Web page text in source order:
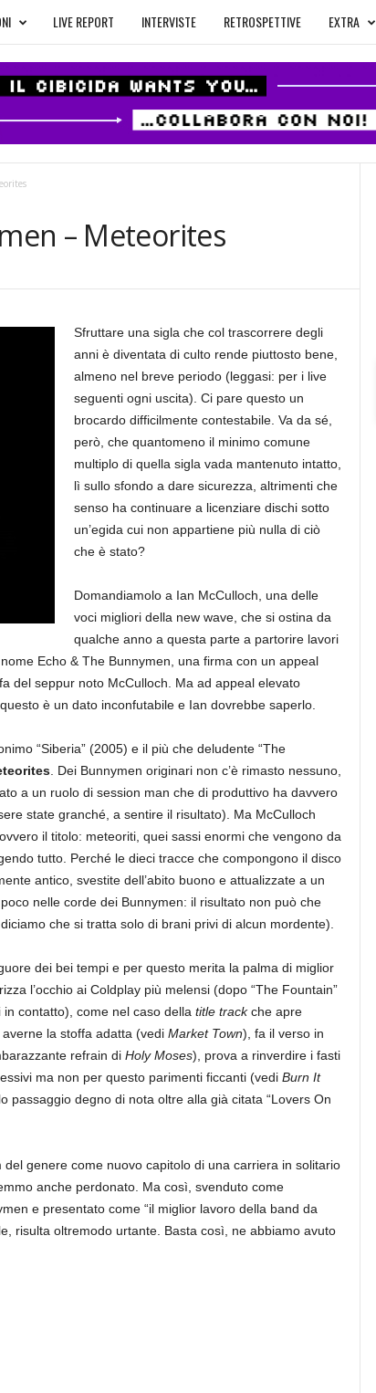
LIVE REPORT INTERVISTE RETROSPETTIVE EXTRA
– Meteorites
Sfruttare una sigla che col trascorrere degli
anni è diventata di culto rende piuttosto bene,
almeno nel breve periodo (leggasi: per i live
seguenti ogni uscita). Ci pare questo un
brocardo difficilmente contestabile. Va da sé,
però, che quantomeno il minimo comune
multiplo di quella sigla vada mantenuto intatto,
lì sullo sfondo a dare sicurezza, altrimenti che
senso ha continuare a licenziare dischi sotto
un’egida cui non appartiene più nulla di ciò
che è stato?
Domandiamolo a Ian McCulloch, una delle
voci migliori della new wave, che si ostina da
qualche anno a questa parte a partorire lavori
Echo & The Bunnymen, una firma con un appeal
del seppur noto McCulloch. Ma ad appeal elevato
è un dato inconfutabile e Ian dovrebbe saperlo.
“Siberia” (2005) e il più che deludente “The
. Dei Bunnymen originari non c’è rimasto nessuno,
a un ruolo di session man che di produttivo ha davvero
state granché, a sentire il risultato). Ma McCulloch
il titolo: meteoriti, quei sassi enormi che vengono da
tutto. Perché le dieci tracce che compongono il disco
antico, svestite dell’abito buono e attualizzate a un
nelle corde dei Bunnymen: il risultato non può che
che si tratta solo di brani privi di alcun mordente).
dei bei tempi e per questo merita la palma di miglior
l’occhio ai Coldplay più melensi (dopo “The Fountain”
contatto), come nel caso della title trackche apre
la stoffa adatta (vedi Market Town), fa il verso in
refrain di Holy Moses), prova a rinverdire i fasti
ma non per questo parimenti ficcanti (vedi Burn It
passaggio degno di nota oltre alla già citata “Lovers On
genere come nuovo capitolo di una carriera in solitario
anche perdonato. Ma così, svenduto come
e presentato come “il miglior lavoro della band da
risulta oltremodo urtante. Basta così, ne abbiamo avuto